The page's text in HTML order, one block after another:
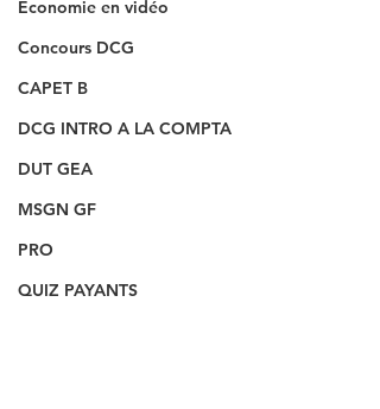
Economie en vidéo
Concours DCG
CAPET B
DCG INTRO A LA COMPTA
DUT GEA
MSGN GF
PRO
QUIZ PAYANTS